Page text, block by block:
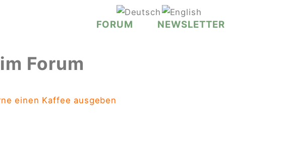
FORUM NEWSLETTER
Forum
einen Kaffee ausgeben